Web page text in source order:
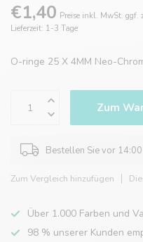
€1,40 Preise inkl. MwSt. ggf.
Lieferzeit: 1-3 Tage
O-ringe 25 X 4MM Neo-
Zum
Bestellen Sie vor
Zum Vergleich hinzufügen
Über 1.000 Farben und
98 % unserer Kunden